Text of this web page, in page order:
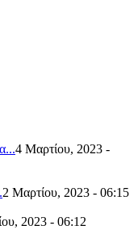
4 Μαρτίου, 2023 -
2 Μαρτίου, 2023 - 06:15
2023 - 06:12